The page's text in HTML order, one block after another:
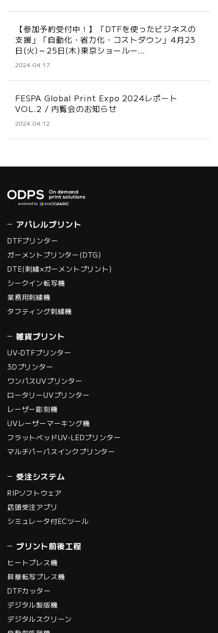
【参加予約受付中！】「DTFを使ったビジネスの
支援」「自動化・省力化・コストダウン」4月23
日(火)～25日(木)東京ショールー…
2024.04.17
FESPA Global Print Expo 2024レポート
VOL.2 / 内覧会のお知らせ
2024.04.12
アパレルプリント
DTFプリンター
ガーメントプリンター(DTG)
DTE(刺繍×ガーメントプリント)
シークイン転写機
業務用刺繍機
タフティング刺繍機
雑貨プリント
UV-DTFプリンター
3Dプリンター
ワンパスUVプリンター
ロータリーUVプリンター
レーザー彫刻機
UVレーザーマーキング機
フラットベッドUV-LEDプリンター
マルチパーパスインクプリンター
受注システム
RIPソフトウェア
店頭受注アプリ
シミュレータ付ECツール
プリント前後工程
ヒートプレス機
昇華転写プレス機
DTFカッター
デジタル製版機
デジタルスクリーン